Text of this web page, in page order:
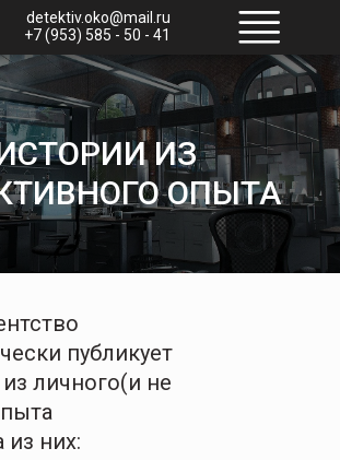
detektiv.oko@mail.ru
+7 (953) 585 - 50 - 41
ИЗ
ОПЫТА
публикует
личного(и не
из них: